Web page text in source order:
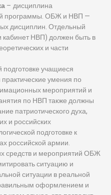
– дисциплина
программы. ОБЖ и НВП —
дисциплин. Отдельный
НВП) должен быть в
и части
учащиеся
умения по
мероприятий и
по НВП также должны
патриотического духа,
и российских
подготовке к
российской армии.
средств и мероприятий ОБЖ
ситуацию и
ситуации в реальной
оформлением и